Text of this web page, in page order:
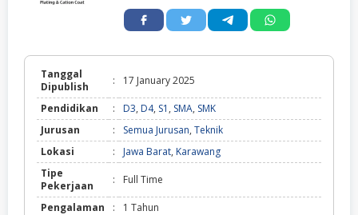
Tanggal
Dipublish
: 17 January 2025
Pendidikan : D3, D4, S1 , SMA, SMK
Jurusan
: Semua Jurusan, Teknik
Lokasi
: Jawa Barat, Karawang
Tipe
Pekerjaan
: Full Time
Pengalaman : 1 Tahun